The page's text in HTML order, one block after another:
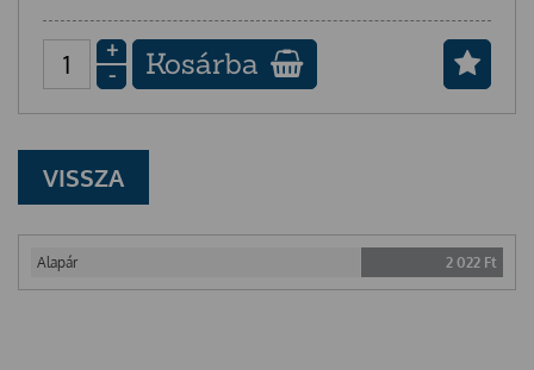
+
-
Kosárba
VISSZA
Alapár 2 022 Ft